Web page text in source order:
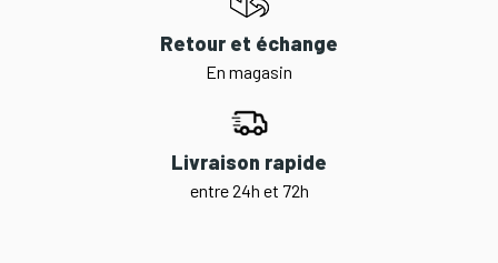
Retour et échange
En magasin
Livraison rapide
entre 24h et 72h